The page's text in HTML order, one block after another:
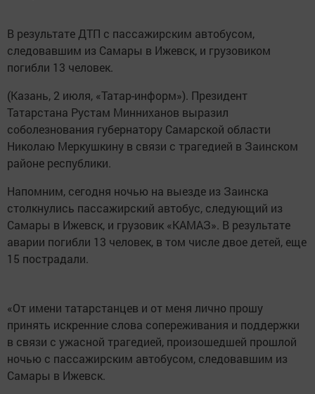
В результате ДТП с пассажирским автобусом,
следовавшим из Самары в Ижевск, и грузовиком
погибли 13 человек.
(Казань, 2 июля, «Татар-информ»). Президент
Татарстана Рустам Минниханов выразил
соболезнования губернатору Самарской области
Николаю Меркушкину в связи с трагедией в Заинском
районе республики.
Напомним, сегодня ночью на выезде из Заинска
столкнулись пассажирский автобус, следующий из
Самары в Ижевск, и грузовик «КАМАЗ». В результате
аварии погибли 13 человек, в том числе двое детей, еще
15 пострадали.
«От имени татарстанцев и от меня лично прошу
принять искренние слова сопереживания и поддержки
в связи с ужасной трагедией, произошедшей прошлой
ночью с пассажирским автобусом, следовавшим из
Самары в Ижевск.